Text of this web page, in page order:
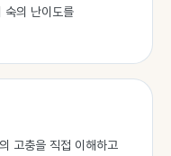
숙의 난이도를
고충을 직접 이해하고